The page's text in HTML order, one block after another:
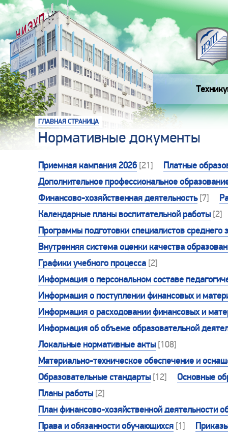
ГЛАВНАЯ СТРАНИЦА
Нормативные документы
Приемная кампания 2026 [21]
Платные
Дополнительное профессиональное
Финансово-хозяйственная деятельность [7]
Календарные планы воспитательной работы [2]
Программы подготовки специалистов среднего
Внутренняя система оценки качества
Графики учебного процесса [2]
Информация о персональном составе
Информация о поступлении финансовых и
Информация о расходовании финансовых и
Информация об объеме образовательной
Локальные нормативные акты [108]
Материально-техническое обеспечение и
Образовательные стандарты [12]
Основные
Планы работы [2]
План финансово-хозяйственной деятельности
Права и обязанности обучающихся [1]